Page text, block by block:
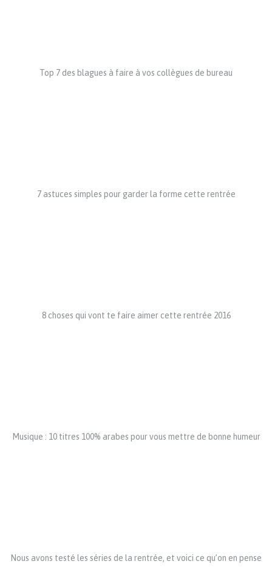
Top 7 des blagues à faire à vos collègues de bureau
7 astuces simples pour garder la forme cette rentrée
8 choses qui vont te faire aimer cette rentrée 2016
Musique : 10 titres 100% arabes pour vous mettre de bonne humeur
Nous avons testé les séries de la rentrée, et voici ce qu’on en pense